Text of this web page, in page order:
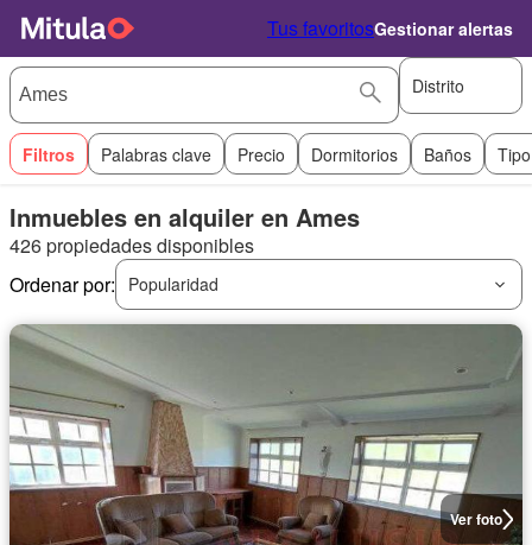
Tus favoritosGestionar alertas
Distrito
Filtros Palabras clave Precio Dormitorios Baños
Inmuebles en alquiler en Ames
426 propiedades disponibles
Ordenar por:
Popularidad
Ver foto